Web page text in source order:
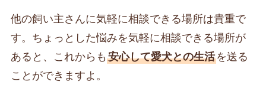
他の飼い主さんに気軽に相談できる場所は貴重で
す。ちょっとした悩みを気軽に相談できる場所が
あると、これからも 安心して愛犬との生活を送る
ことができますよ。